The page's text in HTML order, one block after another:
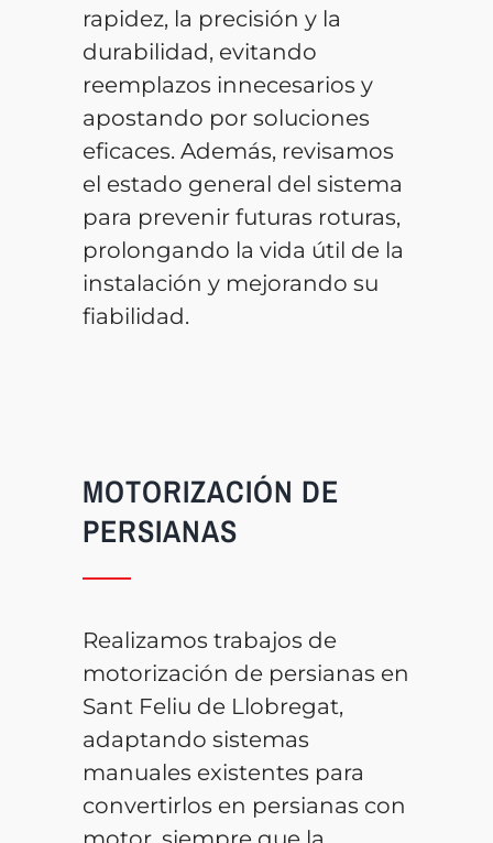
rapidez, la precisión y la
durabilidad, evitando
reemplazos innecesarios y
apostando por soluciones
eficaces. Además, revisamos
el estado general del sistema
para prevenir futuras roturas,
prolongando la vida útil de la
instalación y mejorando su
fiabilidad.
MOTORIZACIÓN DE
PERSIANAS
Realizamos trabajos de
motorización de persianas en
Sant Feliu de Llobregat,
adaptando sistemas
manuales existentes para
convertirlos en persianas con